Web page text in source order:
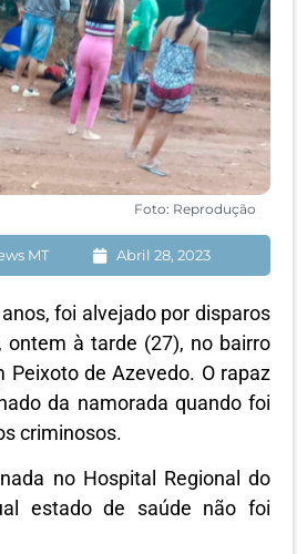
Foto: Reprodução
MT Abril 28, 2023
foi alvejado por disparos
ontem à tarde (27), no bairro
Peixoto de Azevedo. O rapaz
da namorada quando foi
criminosos.
no Hospital Regional do
estado de saúde não foi